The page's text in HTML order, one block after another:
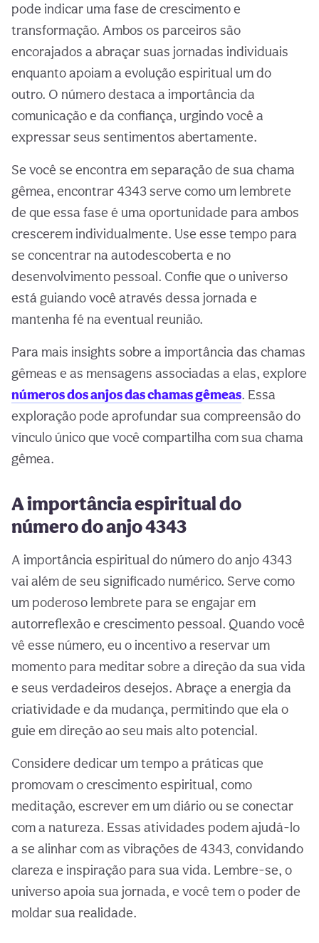
pode indicar uma fase de crescimento e
transformação. Ambos os parceiros são
encorajados a abraçar suas jornadas individuais
enquanto apoiam a evolução espiritual um do
outro. O número destaca a importância da
comunicação e da confiança, urgindo você a
expressar seus sentimentos abertamente.
Se você se encontra em separação de sua chama
gêmea, encontrar 4343 serve como um lembrete
de que essa fase é uma oportunidade para ambos
crescerem individualmente. Use esse tempo para
se concentrar na autodescoberta e no
desenvolvimento pessoal. Confie que o universo
está guiando você através dessa jornada e
mantenha fé na eventual reunião.
Para mais insights sobre a importância das chamas
gêmeas e as mensagens associadas a elas, explore
números dos anjos das chamas gêmeas. Essa
exploração pode aprofundar sua compreensão do
vínculo único que você compartilha com sua chama
gêmea.
A importância espiritual do
número do anjo 4343
A importância espiritual do número do anjo 4343
vai além de seu significado numérico. Serve como
um poderoso lembrete para se engajar em
autorreflexão e crescimento pessoal. Quando você
vê esse número, eu o incentivo a reservar um
momento para meditar sobre a direção da sua vida
e seus verdadeiros desejos. Abraçe a energia da
criatividade e da mudança, permitindo que ela o
guie em direção ao seu mais alto potencial.
Considere dedicar um tempo a práticas que
promovam o crescimento espiritual, como
meditação, escrever em um diário ou se conectar
com a natureza. Essas atividades podem ajudá-lo
a se alinhar com as vibrações de 4343, convidando
clareza e inspiração para sua vida. Lembre-se, o
universo apoia sua jornada, e você tem o poder de
moldar sua realidade.